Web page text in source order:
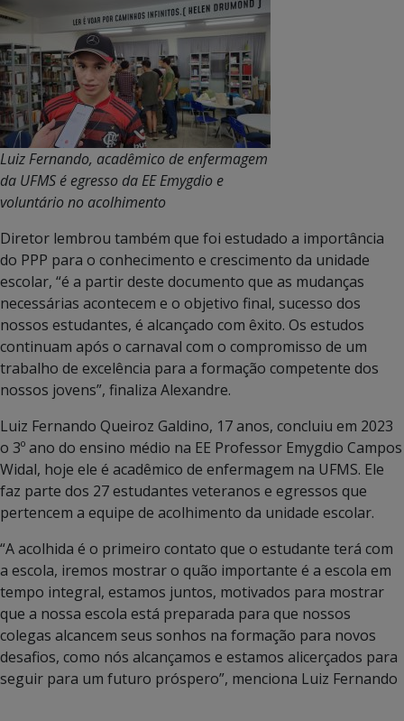
Luiz Fernando, acadêmico de enfermagem
da UFMS é egresso da EE Emygdio e
voluntário no acolhimento
Diretor lembrou também que foi estudado a importância
do PPP para o conhecimento e crescimento da unidade
escolar, “é a partir deste documento que as mudanças
necessárias acontecem e o objetivo final, sucesso dos
nossos estudantes, é alcançado com êxito. Os estudos
continuam após o carnaval com o compromisso de um
trabalho de excelência para a formação competente dos
nossos jovens”, finaliza Alexandre.
Luiz Fernando Queiroz Galdino, 17 anos, concluiu em 2023
o 3º ano do ensino médio na EE Professor Emygdio Campos
Widal, hoje ele é acadêmico de enfermagem na UFMS. Ele
faz parte dos 27 estudantes veteranos e egressos que
pertencem a equipe de acolhimento da unidade escolar.
“A acolhida é o primeiro contato que o estudante terá com
a escola, iremos mostrar o quão importante é a escola em
tempo integral, estamos juntos, motivados para mostrar
que a nossa escola está preparada para que nossos
colegas alcancem seus sonhos na formação para novos
desafios, como nós alcançamos e estamos alicerçados para
seguir para um futuro próspero”, menciona Luiz Fernando